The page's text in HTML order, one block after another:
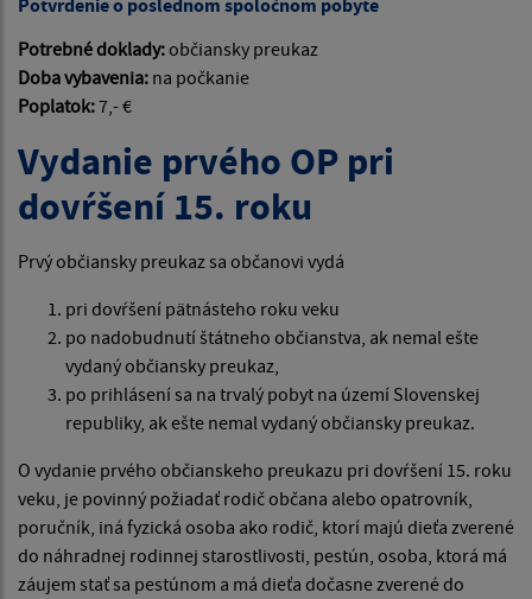
Potvrdenie o poslednom spoločnom pobyte
Potrebné doklady:občiansky preukaz
Doba vybavenia: na počkanie
Poplatok:7,- €
Vydanie prvého OP pri
dovŕšení 15. roku
Prvý občiansky preukaz sa občanovi vydá
pri dovŕšení pätnásteho roku veku
po nadobudnutí štátneho občianstva, ak nemal ešte
vydaný občiansky preukaz,
po prihlásení sa na trvalý pobyt na území Slovenskej
republiky, ak ešte nemal vydaný občiansky preukaz.
O vydanie prvého občianskeho preukazu pri dovŕšení 15. roku
veku, je povinný požiadať rodič občana alebo opatrovník,
poručník, iná fyzická osoba ako rodič, ktorí majú dieťa zverené
do náhradnej rodinnej starostlivosti, pestún, osoba, ktorá má
záujem stať sa pestúnom a má dieťa dočasne zverené do